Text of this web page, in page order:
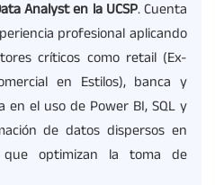
Analysten la UCSP. Cuenta
profesional aplicando
críticos como retail (Ex-
en Estilos), banca y
en el uso de Power BI, SQL y
de datos dispersos en
que optimizan la toma de